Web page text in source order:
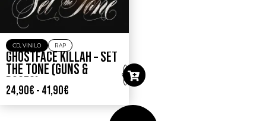
CD, VINILO RAP
GHOSTFACE KILLAH – SET
THE TONE (GUNS &
ROSES)
24,90€ - 41,90€